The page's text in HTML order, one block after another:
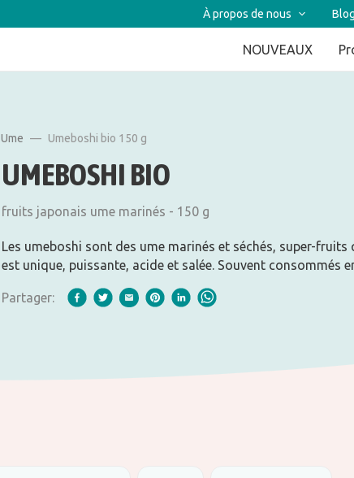
À propos de nous Blog
NOUVEAUX
Ume Umeboshi bio 150 g
UMEBOSHI BIO
fruits japonais ume marinés - 150 g
Les umeboshi sont des ume marinés et séchés, super-
est unique, puissante, acide et salée. Souvent consommés
Partager: